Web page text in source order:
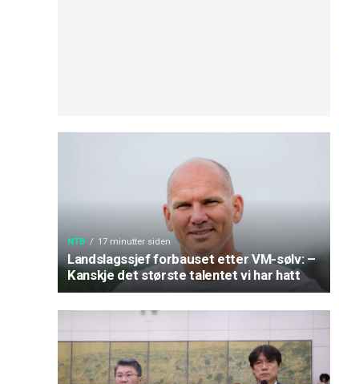
NTB 17 minutter siden
Landslagssjef forbauset etter VM-sølv: –
Kanskje det største talentet vi har hatt